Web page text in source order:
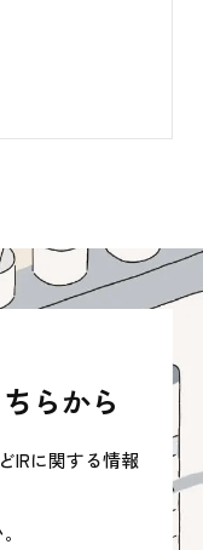
らから
IRに関する情報